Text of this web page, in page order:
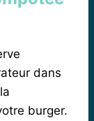
dans
burger.